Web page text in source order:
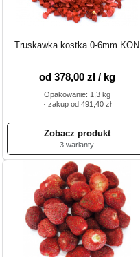
Truskawka kostka 0-6mm KON
od 378,00 zł / kg
Opakowanie: 1,3 kg
· zakup od 491,40 zł
3 warianty